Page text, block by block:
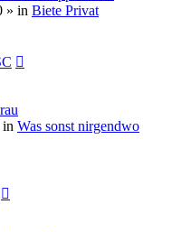
» in Biete Privat
in Was sonst nirgendwo